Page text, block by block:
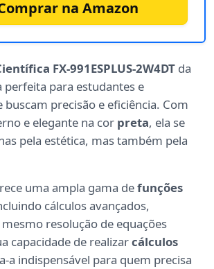
na Amazon
FX-991ESPLUS-2W4DT da
perfeita para estudantes e
precisão e eficiência. Com
e elegante na cor preta, ela se
pela estética, mas também pela
uma ampla gama defunções
cálculos avançados,
resolução de equações
capacidade de realizarcálculos
a indispensável para quem precisa